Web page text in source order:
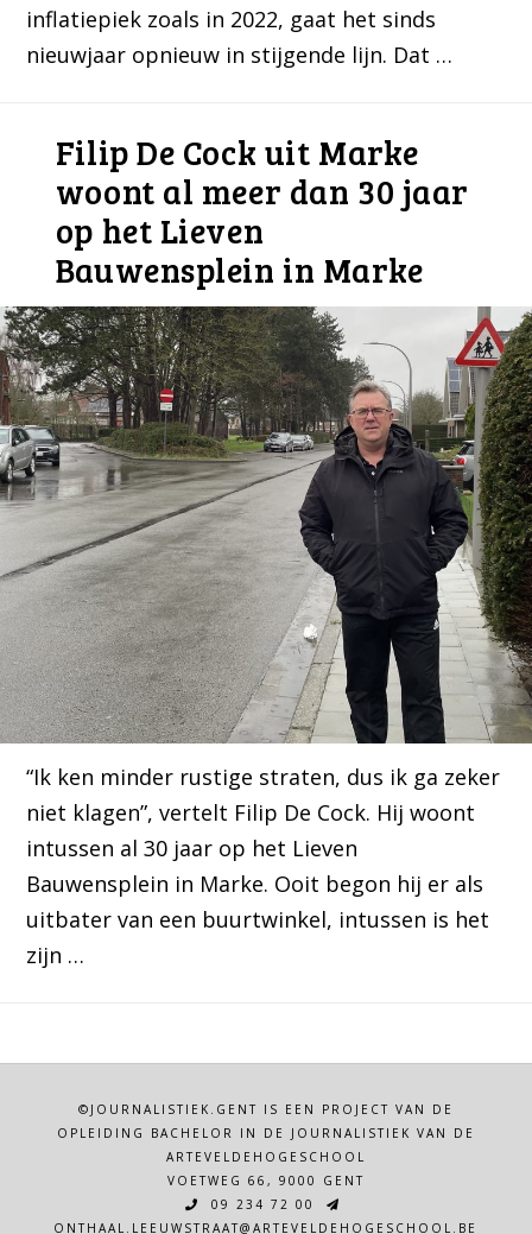
inflatiepiek zoals in 2022, gaat het sinds
nieuwjaar opnieuw in stijgende lijn. Dat …
Filip De Cock uit Marke
woont al meer dan 30 jaar
op het Lieven
Bauwensplein in Marke
“Ik ken minder rustige straten, dus ik ga zeker
niet klagen”, vertelt Filip De Cock. Hij woont
intussen al 30 jaar op het Lieven
Bauwensplein in Marke. Ooit begon hij er als
uitbater van een buurtwinkel, intussen is het
zijn …
©JOURNALISTIEK.GENT IS EEN PROJECT VAN DE
OPLEIDING BACHELOR IN DE JOURNALISTIEK VAN DE
ARTEVELDEHOGESCHOOL
VOETWEG 66, 9000 GENT
09 234 72 00
ONTHAAL.LEEUWSTRAAT@ARTEVELDEHOGESCHOOL.BE